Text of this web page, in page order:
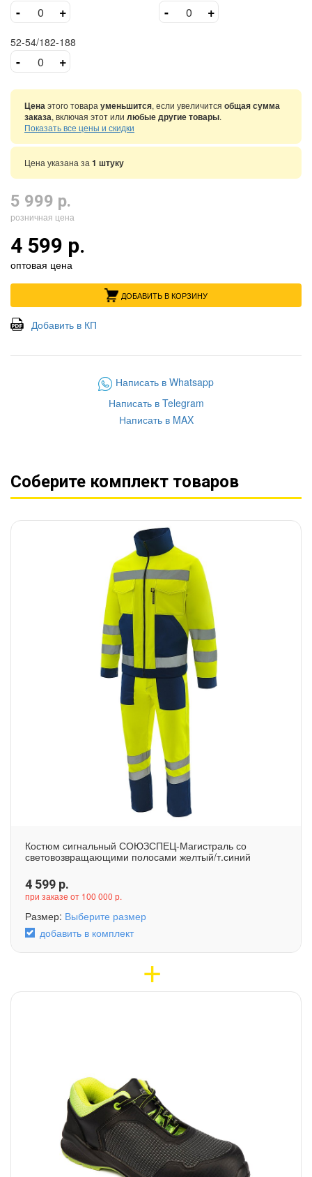
- +
52-54/182-188
- +
- +
Ценаэтого товара уменьшится, если увеличится общая сумма
заказа, включая этот или любые другие товары.
Показать все цены и скидки
Цена указана за 1 штуку
5 999 р.
розничная цена
4 599 р.
оптовая цена
ДОБАВИТЬ В КОРЗИНУ
Добавить в КП
Написать в Whatsapp
Написать в Telegram
Написать в MAX
Соберите комплект товаров
Костюм сигнальный СОЮЗСПЕЦ-Магистраль со
световозвращающими полосами желтый/т.синий
4 599 р.
при заказе от 100 000 р.
Размер: Выберите размер
добавить в комплект